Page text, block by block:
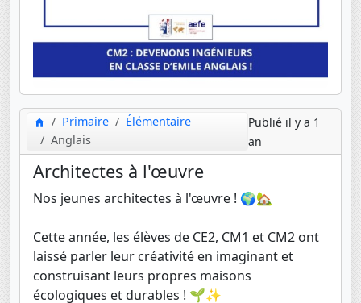
Primaire
Élémentaire
Anglais
Publié il y a 1
an
Architectes à l'œuvre
Nos jeunes architectes à l'œuvre ! 🌍🏡
Cette année, les élèves de CE2, CM1 et CM2 ont
laissé parler leur créativité en imaginant et
construisant leurs propres maisons
écologiques et durables ! 🌱✨